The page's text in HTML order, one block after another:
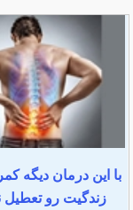
با این درمان دیگه
زندگیت رو تعطیل